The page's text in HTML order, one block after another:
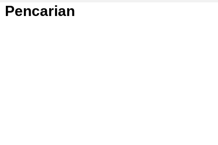
Pencarian